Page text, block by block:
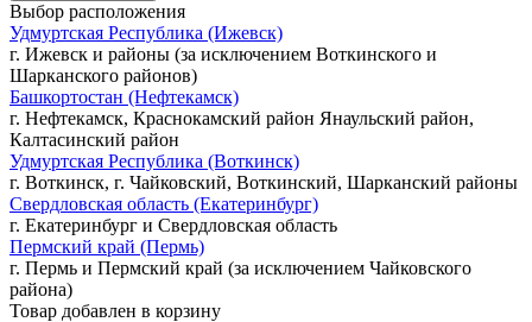
Выбор расположения
Удмуртская Республика (Ижевск)
г. Ижевск и районы (за исключением Воткинского и
Шарканского районов)
Башкортостан (Нефтекамск)
г. Нефтекамск, Краснокамский район Янаульский район,
Калтасинский район
Удмуртская Республика (Воткинск)
г. Воткинск, г. Чайковский, Воткинский, Шарканский районы
Свердловская область (Екатеринбург)
г. Екатеринбург и Свердловская область
Пермский край (Пермь)
г. Пермь и Пермский край (за исключением Чайковского
района)
Товар добавлен в корзину